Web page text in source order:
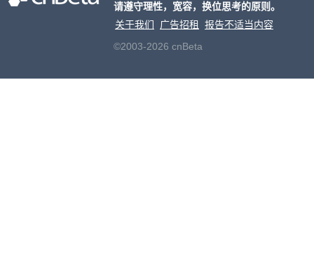
请遵守理性，宽容，换位思考的原则。
关于我们
广告招租
报告不适当内容
©2003-2026 cnBeta